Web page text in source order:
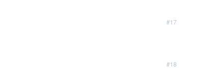
#17
#18